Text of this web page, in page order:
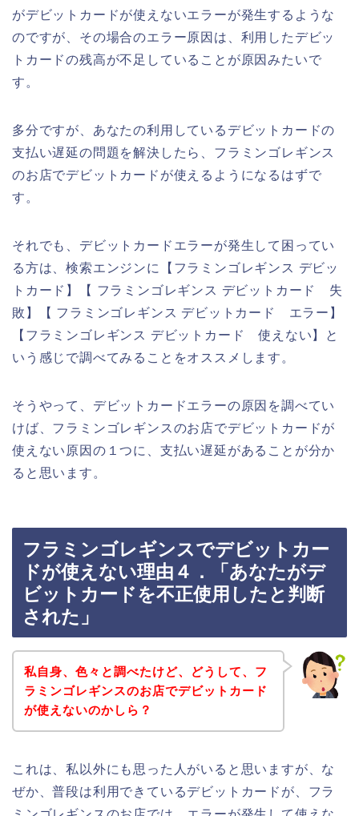
がデビットカードが使えないエラーが発生するような
のですが、その場合のエラー原因は、利用したデビッ
トカードの残高が不足していることが原因みたいで
す。
多分ですが、あなたの利用しているデビットカードの
支払い遅延の問題を解決したら、フラミンゴレギンス
のお店でデビットカードが使えるようになるはずで
す。
それでも、デビットカードエラーが発生して困ってい
る方は、検索エンジンに【フラミンゴレギンス デビッ
トカード】【 フラミンゴレギンス デビットカード 失
敗】【 フラミンゴレギンス デビットカード エラー】
【フラミンゴレギンス デビットカード 使えない】と
いう感じで調べてみることをオススメします。
そうやって、デビットカードエラーの原因を調べてい
けば、フラミンゴレギンスのお店でデビットカードが
使えない原因の１つに、支払い遅延があることが分か
ると思います。
フラミンゴレギンスでデビットカー
ドが使えない理由４．「あなたがデ
ビットカードを不正使用したと判断
された」
私自身、色々と調べたけど、どうして、フ
ラミンゴレギンスのお店でデビットカード
が使えないのかしら？
これは、私以外にも思った人がいると思いますが、な
ぜか、普段は利用できているデビットカードが、フラ